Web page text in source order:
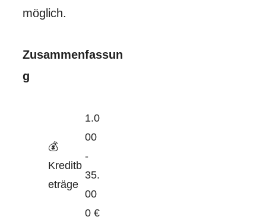
möglich.
Zusammenfassun
g
💰
Kreditb
eträge
1.0
00
-
35.
00
0 €